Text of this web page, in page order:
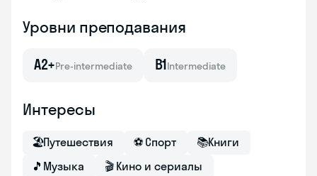
Уровни преподавания
A2+Pre-intermediate B1Intermediate
Интересы
🏖Путешествия ⚽ Спорт 📚Книги
🎵 Музыка 🎬 Кино и сериалы